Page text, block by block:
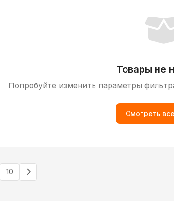
Товары не
Попробуйте изменить параметры
Смотреть
10